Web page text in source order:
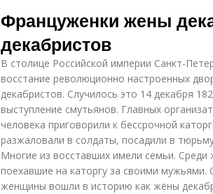
Француженки жены
декабристов
В столице Российской империи Санкт-
восстание революционно настроенных
декабристов. Случилось это 14 декабря
выступление смутьянов. Главных
человека приговорили к бессрочной
разжаловали в солдаты, посадили в
Многие из восставших имели семьи.
поехавшие на каторгу за своими мужьями.
женщины вошли в историю как жёны